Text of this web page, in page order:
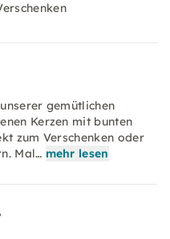
gemütlichen
Kerzen mit bunten
zum Verschenken oder
Mal… mehr lesen